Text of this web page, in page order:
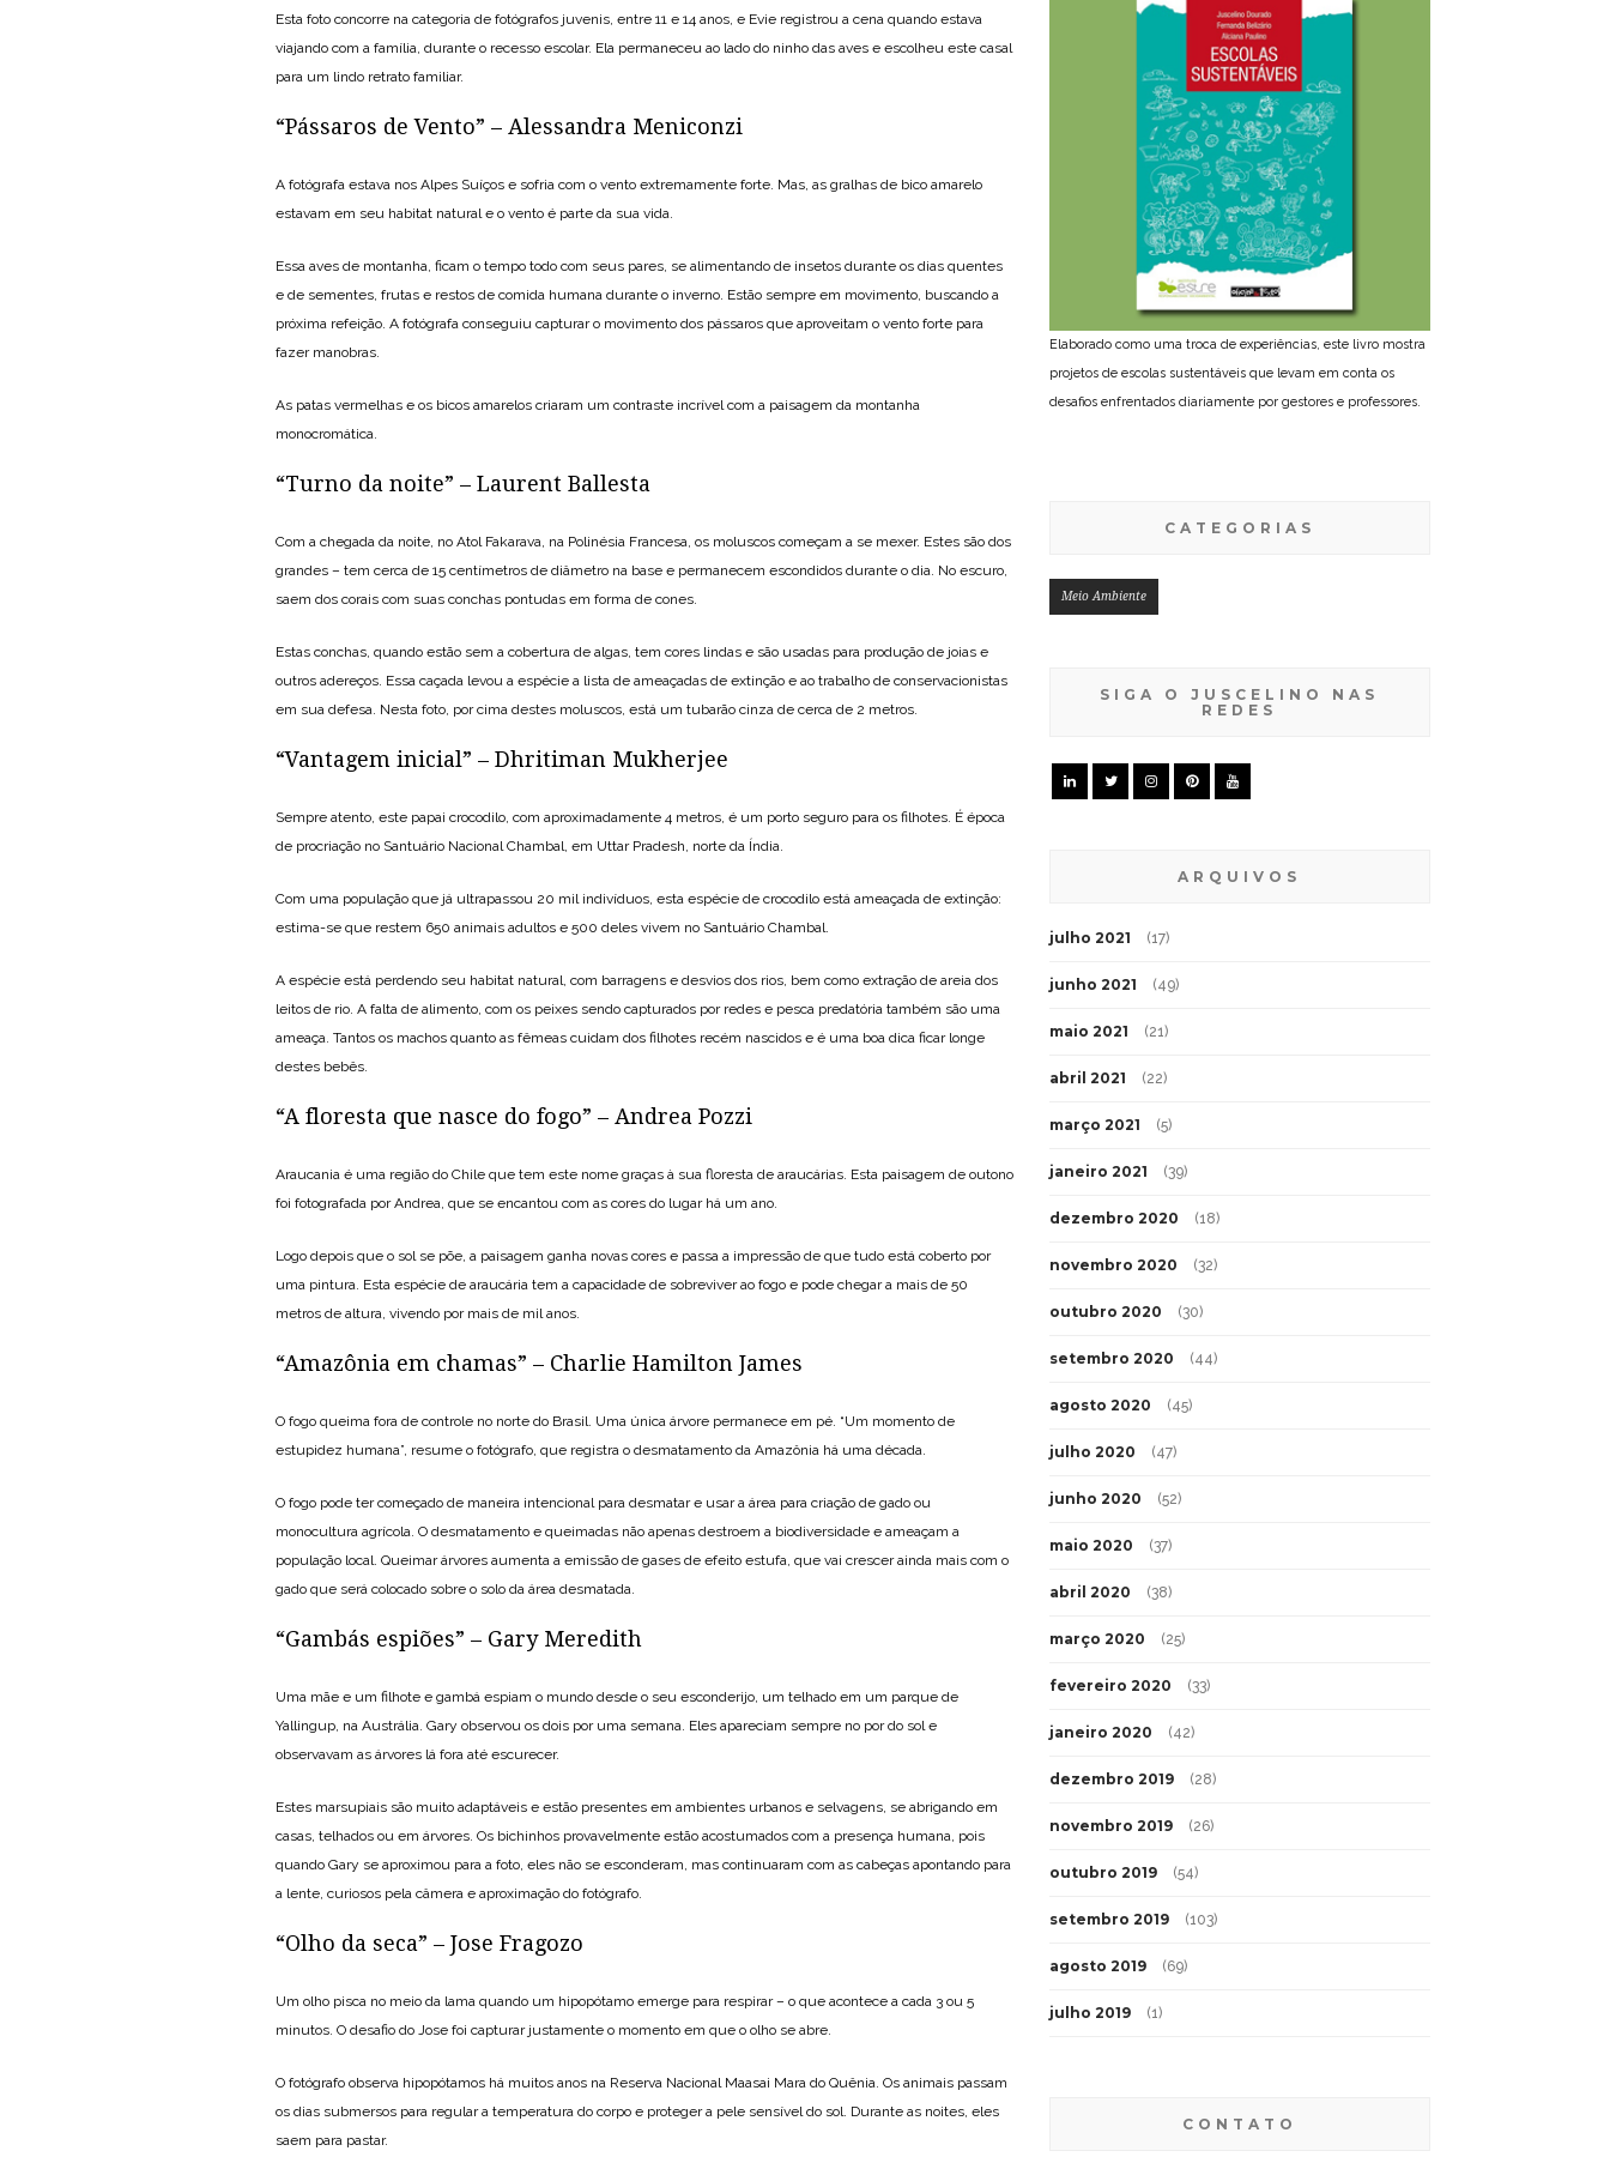
Esta foto concorre na categoria de fotógrafos juvenis, entre 11 e 14 anos, e Evie registrou a cena quando estava
viajando com a família, durante o recesso escolar. Ela permaneceu ao lado do ninho das aves e escolheu este casal
para um lindo retrato familiar.
“Pássaros de Vento” – Alessandra Meniconzi
A fotógrafa estava nos Alpes Suíços e sofria com o vento extremamente forte. Mas, as gralhas de bico amarelo
estavam em seu habitat natural e o vento é parte da sua vida.
Essa aves de montanha, ficam o tempo todo com seus pares, se alimentando de insetos durante os dias quentes
e de sementes, frutas e restos de comida humana durante o inverno. Estão sempre em movimento, buscando a
próxima refeição. A fotógrafa conseguiu capturar o movimento dos pássaros que aproveitam o vento forte para
fazer manobras.
As patas vermelhas e os bicos amarelos criaram um contraste incrível com a paisagem da montanha
monocromática.
“Turno da noite” – Laurent Ballesta
Com a chegada da noite, no Atol Fakarava, na Polinésia Francesa, os moluscos começam a se mexer. Estes são dos
grandes – tem cerca de 15 centímetros de diâmetro na base e permanecem escondidos durante o dia. No escuro,
saem dos corais com suas conchas pontudas em forma de cones.
Estas conchas, quando estão sem a cobertura de algas, tem cores lindas e são usadas para produção de joias e
outros adereços. Essa caçada levou a espécie a lista de ameaçadas de extinção e ao trabalho de conservacionistas
em sua defesa. Nesta foto, por cima destes moluscos, está um tubarão cinza de cerca de 2 metros.
“Vantagem inicial” – Dhritiman Mukherjee
Sempre atento, este papai crocodilo, com aproximadamente 4 metros, é um porto seguro para os filhotes. É época
de procriação no Santuário Nacional Chambal, em Uttar Pradesh, norte da Índia.
Com uma população que já ultrapassou 20 mil indivíduos, esta espécie de crocodilo está ameaçada de extinção:
estima-se que restem 650 animais adultos e 500 deles vivem no Santuário Chambal.
A espécie está perdendo seu habitat natural, com barragens e desvios dos rios, bem como extração de areia dos
leitos de rio. A falta de alimento, com os peixes sendo capturados por redes e pesca predatória também são uma
ameaça. Tantos os machos quanto as fêmeas cuidam dos filhotes recém nascidos e é uma boa dica ficar longe
destes bebês.
“A floresta que nasce do fogo” – Andrea Pozzi
Araucania é uma região do Chile que tem este nome graças à sua floresta de araucárias. Esta paisagem de outono
foi fotografada por Andrea, que se encantou com as cores do lugar há um ano.
Logo depois que o sol se põe, a paisagem ganha novas cores e passa a impressão de que tudo está coberto por
uma pintura. Esta espécie de araucária tem a capacidade de sobreviver ao fogo e pode chegar a mais de 50
metros de altura, vivendo por mais de mil anos.
“Amazônia em chamas” – Charlie Hamilton James
O fogo queima fora de controle no norte do Brasil. Uma única árvore permanece em pé. “Um momento de
estupidez humana”, resume o fotógrafo, que registra o desmatamento da Amazônia há uma década.
O fogo pode ter começado de maneira intencional para desmatar e usar a área para criação de gado ou
monocultura agrícola. O desmatamento e queimadas não apenas destroem a biodiversidade e ameaçam a
população local. Queimar árvores aumenta a emissão de gases de efeito estufa, que vai crescer ainda mais com o
gado que será colocado sobre o solo da área desmatada.
“Gambás espiões” – Gary Meredith
Uma mãe e um filhote e gambá espiam o mundo desde o seu esconderijo, um telhado em um parque de
Yallingup, na Austrália. Gary observou os dois por uma semana. Eles apareciam sempre no por do sol e
observavam as árvores lá fora até escurecer.
Estes marsupiais são muito adaptáveis e estão presentes em ambientes urbanos e selvagens, se abrigando em
casas, telhados ou em árvores. Os bichinhos provavelmente estão acostumados com a presença humana, pois
quando Gary se aproximou para a foto, eles não se esconderam, mas continuaram com as cabeças apontando para
a lente, curiosos pela câmera e aproximação do fotógrafo.
“Olho da seca” – Jose Fragozo
Um olho pisca no meio da lama quando um hipopótamo emerge para respirar – o que acontece a cada 3 ou 5
minutos. O desafio do Jose foi capturar justamente o momento em que o olho se abre.
O fotógrafo observa hipopótamos há muitos anos na Reserva Nacional Maasai Mara do Quênia. Os animais passam
os dias submersos para regular a temperatura do corpo e proteger a pele sensível do sol. Durante as noites, eles
saem para pastar.
Elaborado como uma troca de experiências, este livro mostra
projetos de escolas sustentáveis que levam em conta os
desafios enfrentados diariamente por gestores e professores.
CATEGORIAS
Meio Ambiente
SIGA O JUSCELINO NAS
REDES
ARQUIVOS
julho 2021 (17)
junho 2021 (49)
maio 2021 (21)
abril 2021 (22)
março 2021 (5)
janeiro 2021 (39)
dezembro 2020 (18)
novembro 2020 (32)
outubro 2020 (30)
setembro 2020 (44)
agosto 2020 (45)
julho 2020 (47)
junho 2020 (52)
maio 2020 (37)
abril 2020 (38)
março 2020 (25)
fevereiro 2020 (33)
janeiro 2020 (42)
dezembro 2019 (28)
novembro 2019 (26)
outubro 2019 (54)
setembro 2019 (103)
agosto 2019 (69)
julho 2019 (1)
CONTATO